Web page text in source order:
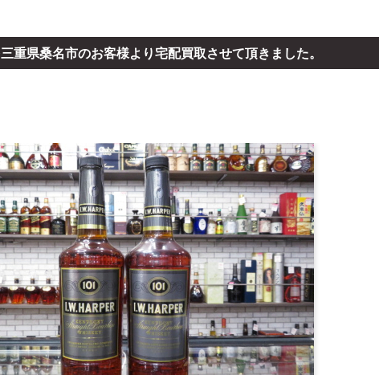
重県桑名市のお客様より宅配買取させて頂きました。